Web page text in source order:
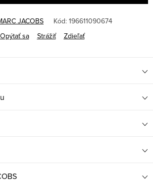
JACOBS Kód: 196611090674
Opýtať sa
Strážiť Zdieľať